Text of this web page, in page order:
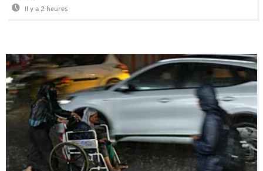
Il y a 2 heures